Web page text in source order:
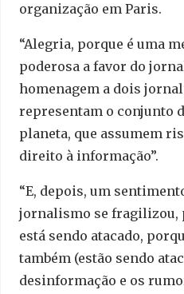
organização em Paris.
“Alegria, porque é uma
poderosa a favor do
homenagem a dois
representam o conjunto
planeta, que assumem
direito à informação”.
“E, depois, um
jornalismo se fragilizou,
está sendo atacado,
também (estão sendo
desinformação e os